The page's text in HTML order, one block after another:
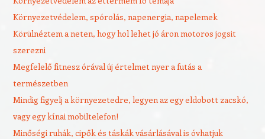
Környezetvédelem, spórolás, napenergia, napelemek
Körülnéztem a neten, hogy hol lehet jó áron motoros jogsit
szerezni
Megfelelő fitnesz órával új értelmet nyer a futás a
természetben
Mindig figyelj a környezetedre, legyen az egy eldobott zacskó,
vagy egy kínai mobiltelefon!
Minőségi ruhák, cipők és táskák vásárlásával is óvhatjuk